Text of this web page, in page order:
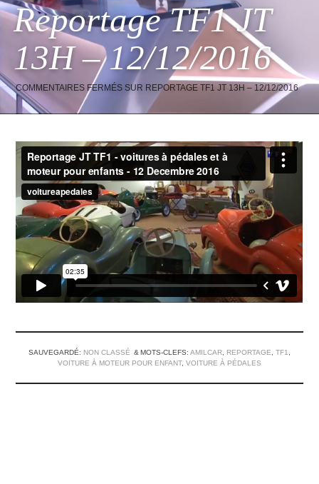
Reportage TF1 JT
13H – 12/12/2016
COMMENTAIRES FERMÉS SUR REPORTAGE TF1 JT 13H – 12/12/2016
SAUVEGARDÉ: NON CLASSÉ MOTS-CLEFS: AMILCAR REPORTAGE TF1
VOITURE À MOTEUR POUR ENFANT, VOITURE À PÉDALES